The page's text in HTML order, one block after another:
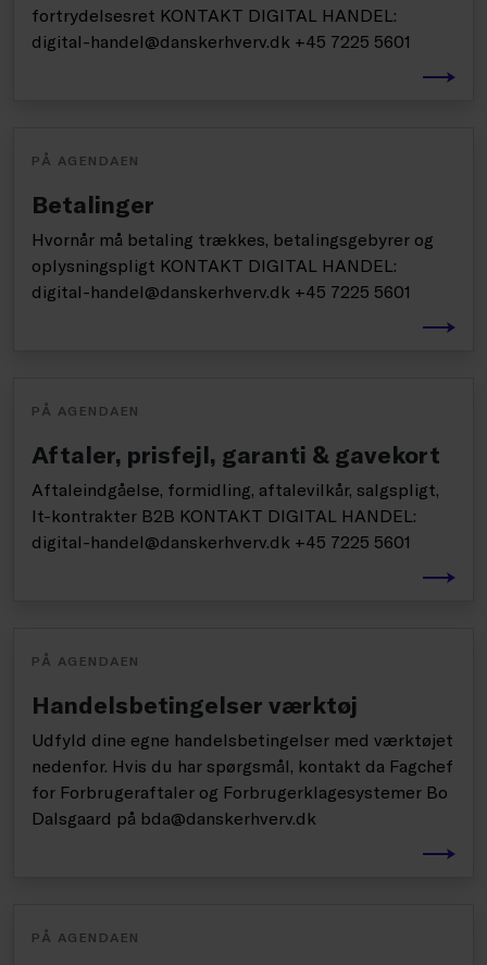
fortrydelsesret KONTAKT DIGITAL HANDEL:
digital-handel@danskerhverv.dk +45 7225 5601
PÅ AGENDAEN
Betalinger
Hvornår må betaling trækkes, betalingsgebyrer og
oplysningspligt KONTAKT DIGITAL HANDEL:
digital-handel@danskerhverv.dk +45 7225 5601
PÅ AGENDAEN
Aftaler, prisfejl, garanti & gavekort
Aftaleindgåelse, formidling, aftalevilkår, salgspligt,
It-kontrakter B2B KONTAKT DIGITAL HANDEL:
digital-handel@danskerhverv.dk +45 7225 5601
PÅ AGENDAEN
Handelsbetingelser værktøj
Udfyld dine egne handelsbetingelser med værktøjet
nedenfor. Hvis du har spørgsmål, kontakt da Fagchef
for Forbrugeraftaler og Forbrugerklagesystemer Bo
Dalsgaard på bda@danskerhverv.dk
PÅ AGENDAEN